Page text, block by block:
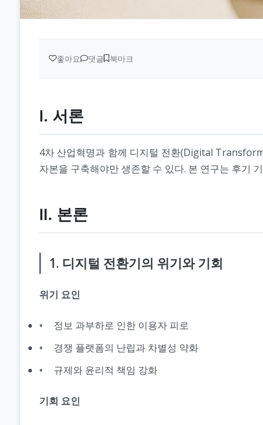
좋아요 댓글 북마크
Ⅰ. 서론
4차 산업혁명과 함께 디지털 전환(Digital
자본을 구축해야만 생존할 수 있다. 본 연구는 후기
Ⅱ. 본론
1. 디지털 전환기의 위기와 기회
위기 요인
정보 과부하로 인한 이용자 피로
경쟁 플랫폼의 난립과 차별성 약화
규제와 윤리적 책임 강화
기회 요인